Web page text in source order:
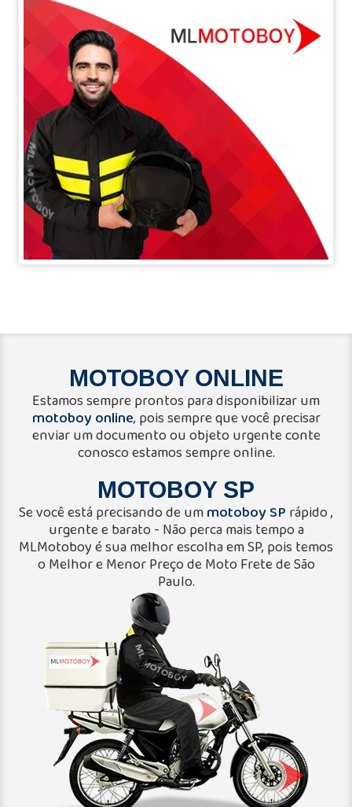
MOTOBOY ONLINE
Estamos sempre prontos para disponibilizar um
motoboy online, pois sempre que você precisar
enviar um documento ou objeto urgente conte
conosco estamos sempre online.
MOTOBOY SP
Se você está precisando de ummotoboy SP rápido ,
urgente e barato - Não perca mais tempo a
MLMotoboy é sua melhor escolha em SP, pois temos
o Melhor e Menor Preço de Moto Frete de São
Paulo.